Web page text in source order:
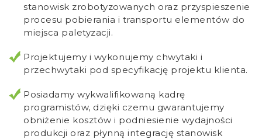
stanowisk zrobotyzowanych oraz przyspieszenie
procesu pobierania i transportu elementów do
miejsca paletyzacji.
Projektujemy i wykonujemy chwytaki i
przechwytaki pod specyfikację projektu klienta.
Posiadamy wykwalifikowaną kadrę
programistów, dzięki czemu gwarantujemy
obniżenie kosztów i podniesienie wydajności
produkcji oraz płynną integrację stanowisk